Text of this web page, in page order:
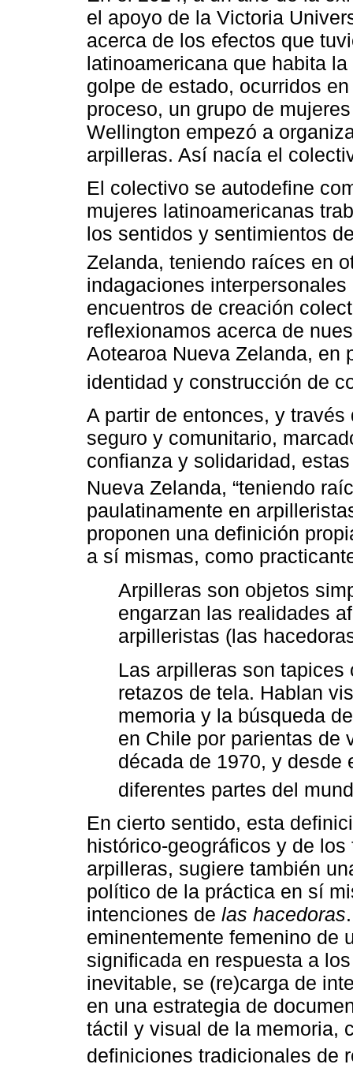
el apoyo de la Victoria
acerca de los efectos que
latinoamericana que habita
golpe de estado, ocurridos
proceso, un grupo de
Wellington empezó a
arpilleras. Así nacía el
El colectivo se autodefine
mujeres latinoamericanas
los sentidos y sentimientos
Zelanda, teniendo raíces en
indagaciones
encuentros de creación
reflexionamos acerca de
Aotearoa Nueva Zelanda, en
identidad y construcción de
A partir de entonces, y
seguro y comunitario,
confianza y solidaridad,
Nueva Zelanda, “teniendo
paulatinamente en
proponen una definición
a sí mismas, como
Arpilleras son objetos
engarzan las realidades
arpilleristas (las
Las arpilleras son
retazos de tela. Hablan
memoria y la búsqueda
en Chile por parientas de
década de 1970, y desde
diferentes partes del
En cierto sentido, esta
histórico-geográficos y de
arpilleras, sugiere también
político de la práctica en sí
intenciones de las hacedoras
eminentemente femenino de
significada en respuesta a
inevitable, se (re)carga de
en una estrategia de
táctil y visual de la memoria,
definiciones tradicionales de